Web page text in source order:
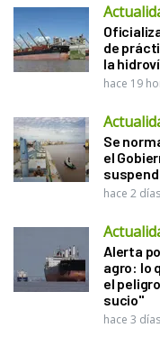
de
la
hace 19
Se
el
hace 2 días
Alerta
agro: lo
el
sucio"
hace 3 días